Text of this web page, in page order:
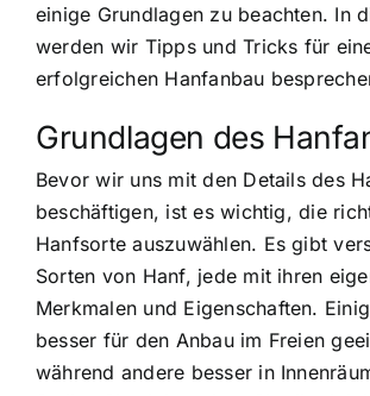
einige Grundlagen zu beachten. In
werden wir Tipps und Tricks für
erfolgreichen Hanfanbau
Grundlagen des
Bevor wir uns mit den Details des
beschäftigen, ist es wichtig, die
Hanfsorte auszuwählen. Es gibt
Sorten von Hanf, jede mit ihren
Merkmalen und Eigenschaften.
besser für den Anbau im Freien
während andere besser in